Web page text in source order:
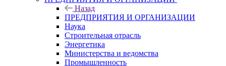
Назад
ПРЕДПРИЯТИЯ И ОРГАНИЗАЦИИ
Наука
Строительная отрасль
Энергетика
Министерства и ведомства
Промышленность